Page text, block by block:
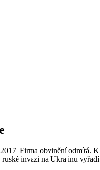
Firma obvinění odmítá.
invazi na Ukrajinu